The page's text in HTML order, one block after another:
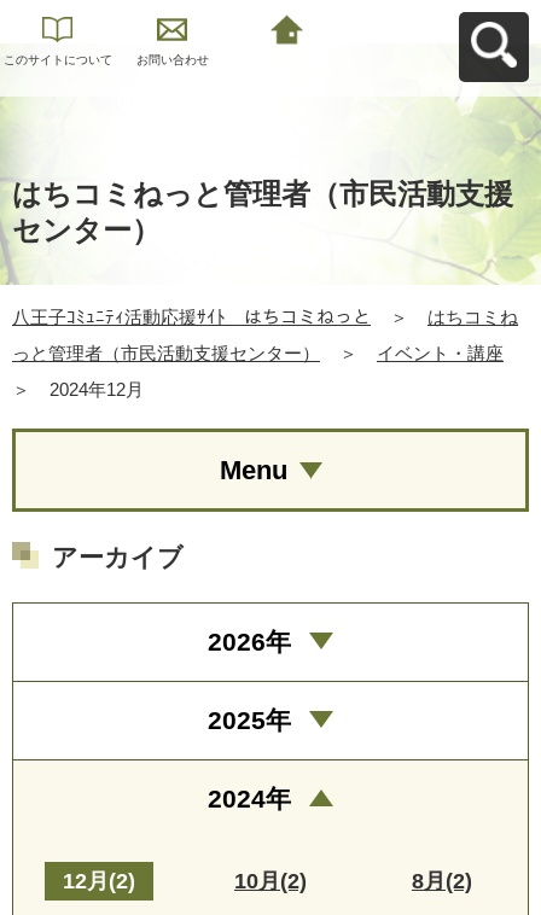
このサイトについて お問い合わせ
はちコミねっと管理者（市民活動支援
センター）
八王子ｺﾐｭﾆﾃｨ活動応援ｻｲﾄ はちコミねっと ＞
はちコミね
っと管理者（市民活動支援センター）
＞
イベント・講座
＞
2024年12月
Menu
アーカイブ
2026年
2025年
2024年
12月(2) 10月(2) 8月(2)